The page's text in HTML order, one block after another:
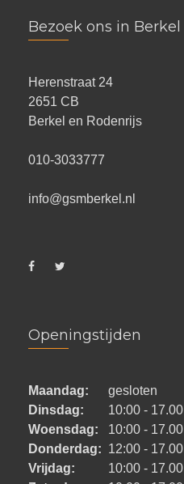
Bezoek ons in Berkel
Herenstraat 24
2651 CB
Berkel en Rodenrijs
010-3033777
info@gsmberkel.nl
Openingstijden
Maandag:
gesloten
Dinsdag:
10:00 - 17.00
Woensdag:
10:00 - 17.00
Donderdag: 12:00 - 17.00
Vrijdag:
10:00 - 17.00